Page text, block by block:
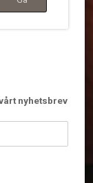
nyhetsbrev